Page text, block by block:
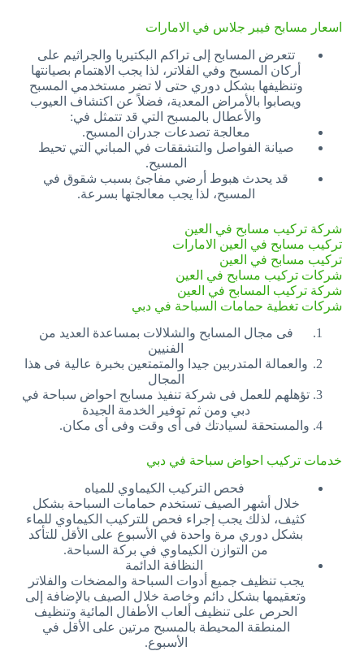
اسعار مسابح فيبر جلاس في الامارات
تتعرض المسابح إلى تراكم البكتيريا والجراثيم على
أركان المسبح وفي الفلاتر، لذا يجب الاهتمام بصيانتها
وتنظيفها بشكل دوري حتى لا تضر مستخدمي المسبح
ويصابوا بالأمراض المعدية، فضلاً عن اكتشاف العيوب
والأعطال بالمسبح التي قد تتمثل في:
معالجة تصدعات جدران المسبح.
صيانة الفواصل والتشققات في المباني التي تحيط
المسيح.
قد يحدث هبوط أرضي مفاجئ بسبب شقوق في
المسبح، لذا يجب معالجتها بسرعة.
شركة تركيب مسابح في العين
تركيب مسابح في العين الامارات
تركيب مسابح في العين
شركات تركيب مسابح في العين
شركة تركيب المسابح في العين
شركات تغطية حمامات السباحة في دبي
فى مجال المسابح والشلالات بمساعدة العديد من
الفنيين
والعمالة المتدربين جيدا والمتمتعين بخبرة عالية فى هذا
المجال
تؤهلهم للعمل فى شركة تنفيذ مسابح احواض سباحة في
دبي ومن ثم توفير الخدمة الجيدة
والمستحقة لسيادتك فى أى وقت وفى أى مكان.
خدمات تركيب احواض سباحة في دبي
فحص التركيب الكيماوي للمياه
خلال أشهر الصيف تستخدم حمامات السباحة بشكل
كثيف، لذلك يجب إجراء فحص للتركيب الكيماوي للماء
بشكل دوري مرة واحدة في الأسبوع على الأقل للتأكد
من التوازن الكيماوي في بركة السباحة.
النظافة الدائمة
يجب تنظيف جميع أدوات السباحة والمضخات والفلاتر
وتعقيمها بشكل دائم وخاصة خلال الصيف بالإضافة إلى
الحرص على تنظيف ألعاب الأطفال المائية وتنظيف
المنطقة المحيطة بالمسبح مرتين على الأقل في
الأسبوع.